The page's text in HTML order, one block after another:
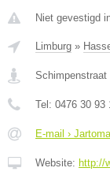
Niet gevestigd
Limburg »
Schimpenstraat
Tel: 0476 30 93
E-mail ›
Website: http://